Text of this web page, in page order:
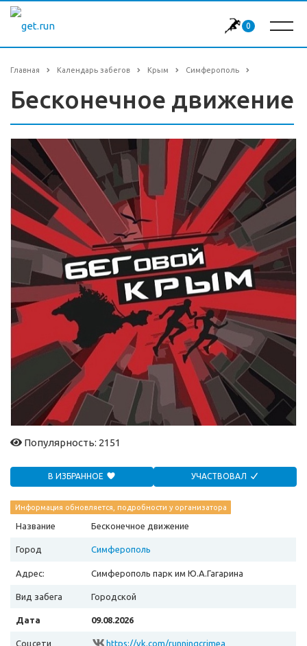
0
Главная Календарь забегов Крым Симферополь
Бесконечное движение
Популярность: 2151
В ИЗБРАННОЕ УЧАСТВОВАЛ
Информация обновляется, подробности у организатора
Название Бесконечное движение
Город Симферополь
Адрес: Симферополь парк им Ю.А.Гагарина
Вид забега Городской
Дата 09.08.2026
Соцсети https://vk.com/runningcrimea